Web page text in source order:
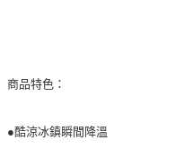
商品特色：
●酷涼冰鎮瞬間降溫